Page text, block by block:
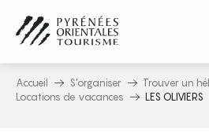
contenu
principal
Accueil S’organiser
Trouver un
Locations de vacances
LES OLIVIERS